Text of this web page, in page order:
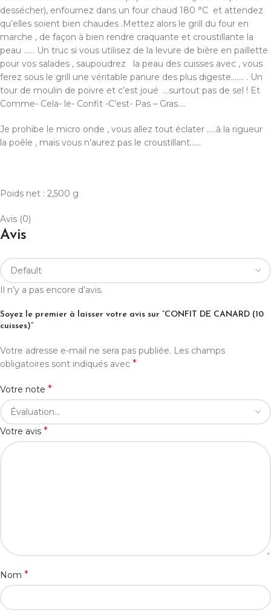
dessécher), enfournez dans un four chaud 180 °C et attendez
qu’elles soient bien chaudes .Mettez alors le grill du four en
marche , de façon à bien rendre craquante et croustillante la
peau …… Un truc si vous utilisez de la levure de bière en paillette
pour vos salades , saupoudrez la peau des cuisses avec , vous
ferez sous le grill une véritable panure des plus digeste……. . Un
tour de moulin de poivre et c’est joué …surtout pas de sel ! Et
Comme- Cela- le- Confit -C’est- Pas – Gras….
Je prohibe le micro onde , vous allez tout éclater …..à la rigueur
la poêle , mais vous n’aurez pas le croustillant……
Poids net : 2,500 g
Avis (0)
Avis
Il n’y a pas encore d’avis.
Soyez le premier à laisser votre avis sur “CONFIT DE CANARD (10
cuisses)”
Votre adresse e-mail ne sera pas publiée. Les champs
obligatoires sont indiqués avec *
Votre note *
Votre avis *
Nom *